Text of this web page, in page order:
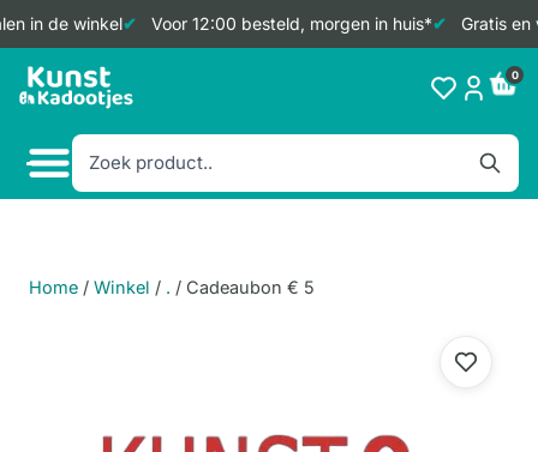
in de winkel Voor 12:00 besteld, morgen in huis* Gratis en
Doorgaan
naar
0
Home / Winkel / . / Cadeaubon € 5